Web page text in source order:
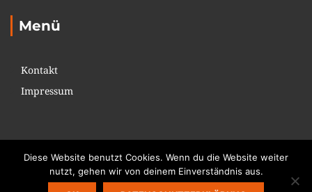
Menü
Kontakt
Impressum
Copyright © 2017. All rights reserved. Theme: Education Pack
Diese Website benutzt Cookies. Wenn du die Website weiter
nutzt, gehen wir von deinem Einverständnis aus.